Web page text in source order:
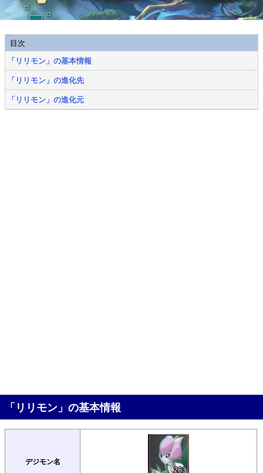
目次
「リリモン」の基本情報
「リリモン」の進化先
「リリモン」の進化元
「リリモン」の基本情報
デジモン名